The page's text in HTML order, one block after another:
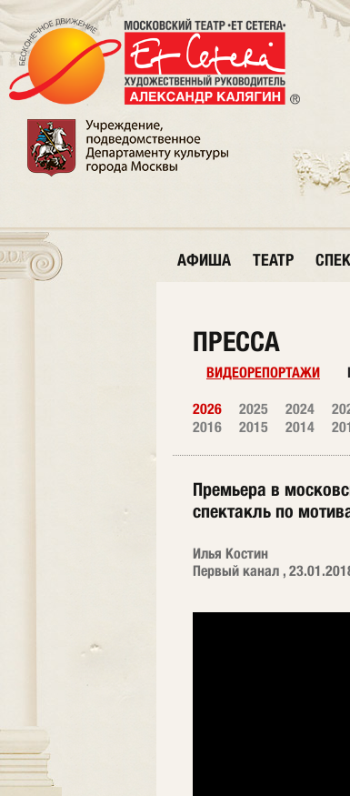
АФИША ТЕАТР
ПРЕССА
ВИДЕОРЕПОРТАЖИ
2026 2025 2024
2016
2015 2014
Премьера в
спектакль по
Илья Костин
Первый канал ,